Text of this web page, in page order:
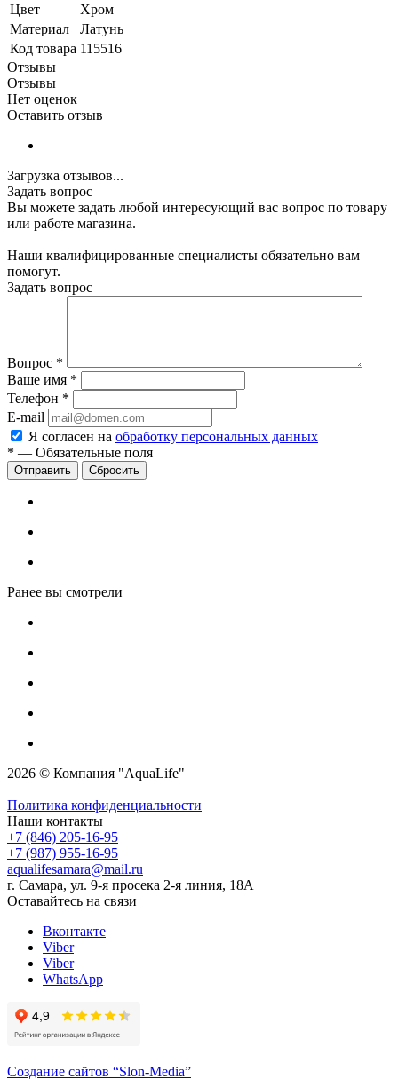
Цвет
Хром
Материал
Латунь
Код товара 115516
Отзывы
Отзывы
Нет оценок
Оставить отзыв
Загрузка отзывов...
Задать вопрос
Вы можете задать любой интересующий вас вопрос по товару
или работе магазина.
Наши квалифицированные специалисты обязательно вам
помогут.
Задать вопрос
Вопрос *
Ваше имя *
Телефон *
E-mail
Я согласен на обработку персональных данных
* — Обязательные поля
Сбросить
Ранее вы смотрели
2026 © Компания "AquaLife"
Политика конфиденциальности
Наши контакты
+7 (846) 205-16-95
+7 (987) 955-16-95
aqualifesamara@mail.ru
г. Самара, ул. 9-я просека 2-я линия, 18А
Оставайтесь на связи
Вконтакте
Viber
Viber
WhatsApp
Создание сайтов “Slon-Media”